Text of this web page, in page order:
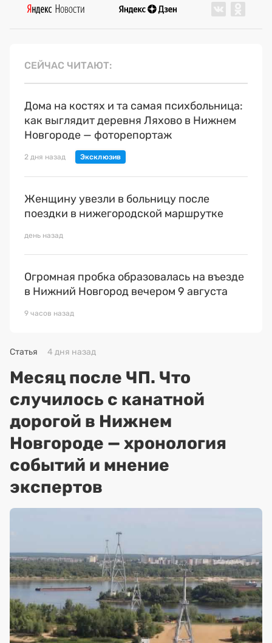
СЕЙЧАС ЧИТАЮТ
Дома на костях и та самая психбольница:
как выглядит деревня Ляхово в Нижнем
Новгороде — фоторепортаж
2 дня назад
Женщину увезли в больницу после
поездки в нижегородской маршрутке
день назад
Огромная пробка образовалась на въезде
в Нижний Новгород вечером 9 августа
9 часов назад
Статья 4 дня назад
Месяц после ЧП. Что
случилось с канатной
дорогой в Нижнем
Новгороде — хронология
событий и мнение
экспертов